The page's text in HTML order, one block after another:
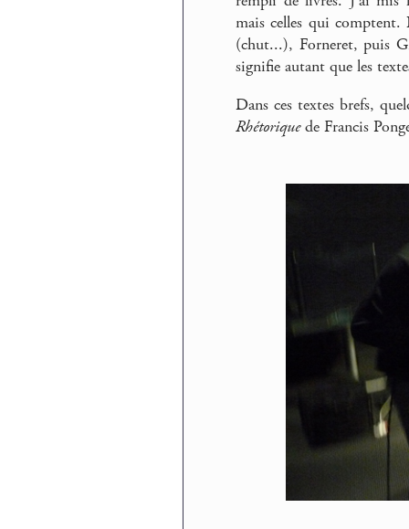
mais celles qui
(chut...), Forneret, puis
signifie autant que les
Dans ces textes brefs,
Rhétoriquede Francis